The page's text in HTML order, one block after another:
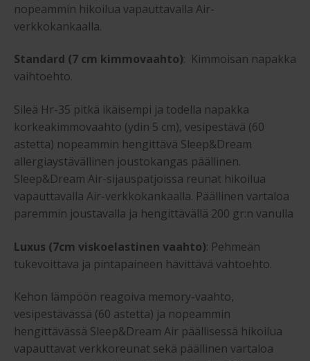
nopeammin hikoilua vapauttavalla Air-
verkkokankaalla.
Standard (7 cm kimmovaahto): Kimmoisan napakka
vaihtoehto.
Sileä Hr-35 pitkä ikäisempi ja todella napakka
korkeakimmovaahto (ydin 5 cm), vesipestävä (60
astetta) nopeammin hengittävä Sleep&Dream
allergiaystävällinen joustokangas päällinen.
Sleep&Dream Air-sijauspatjoissa reunat hikoilua
vapauttavalla Air-verkkokankaalla. Päällinen vartaloa
paremmin joustavalla ja hengittävällä 200 gr:n vanulla
Luxus (7cm viskoelastinen vaahto): Pehmeän
tukevoittava ja pintapaineen hävittävä vahtoehto.
Kehon lämpöön reagoiva memory-vaahto,
vesipestävässä (60 astetta) ja nopeammin
hengittävässä Sleep&Dream Air päällisessä hikoilua
vapauttavat verkkoreunat sekä päällinen vartaloa